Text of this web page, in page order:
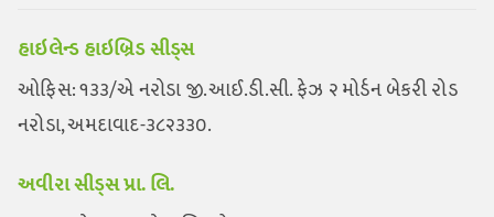
હાઇલેન્ડ હાઇબ્રિડ સીડ્સ
ઓફિસ: ૧૩૩/એ નરોડા જી.આઈ.ડી.સી. ફેઝ ૨ મોર્ડન બેકરી રોડ
નરોડા, અમદાવાદ-૩૮૨૩૩૦.
અવીરા સીડ્સ પ્રા. લિ.